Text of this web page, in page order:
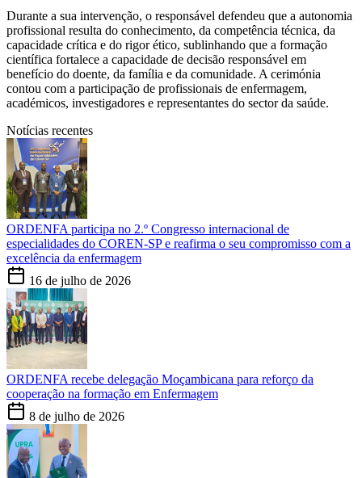
Durante a sua intervenção, o responsável defendeu que a autonomia
profissional resulta do conhecimento, da competência técnica, da
capacidade crítica e do rigor ético, sublinhando que a formação
científica fortalece a capacidade de decisão responsável em
benefício do doente, da família e da comunidade. A cerimónia
contou com a participação de profissionais de enfermagem,
académicos, investigadores e representantes do sector da saúde.
Notícias recentes
ORDENFA participa no 2.º Congresso internacional de
especialidades do COREN-SP e reafirma o seu compromisso com a
excelência da enfermagem
16 de julho de 2026
ORDENFA recebe delegação Moçambicana para reforço da
cooperação na formação em Enfermagem
8 de julho de 2026